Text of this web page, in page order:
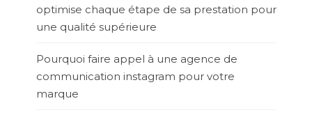
optimise chaque étape de sa prestation pour
une qualité supérieure
Pourquoi faire appel à une agence de
communication instagram pour votre
marque